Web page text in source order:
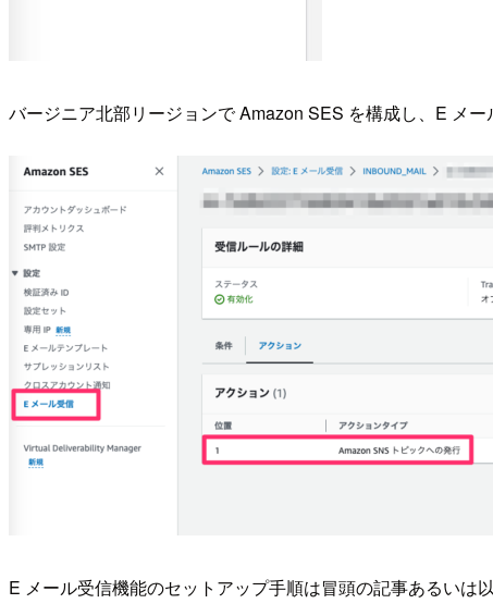
バージニア北部リージョンで Amazon SES を構成し、E メ
E メール受信機能のセットアップ手順は冒頭の記事あるい